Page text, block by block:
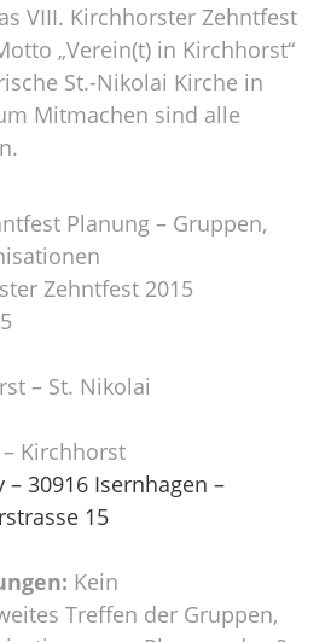
VIII. Kirchhorster Zehntfest
„Verein(t) in Kirchhorst“
St.-Nikolai Kirche in
Mitmachen sind alle
Planung – Gruppen,
Zehntfest 2015
– St. Nikolai
Kirchhorst
– 30916 Isernhagen –
15
Kein
Treffen der Gruppen,